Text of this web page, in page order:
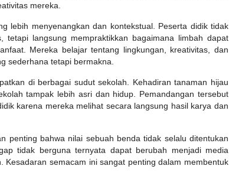
mereka.
lebih menyenangkan dan kontekstual. Peserta didik tidak
langsung mempraktikkan bagaimana limbah dapat
Mereka belajar tentang lingkungan, kreativitas, dan
sederhana tetapi bermakna.
di berbagai sudut sekolah. Kehadiran tanaman hijau
tampak lebih asri dan hidup. Pemandangan tersebut
karena mereka melihat secara langsung hasil karya dan
penting bahwa nilai sebuah benda tidak selalu ditentukan
tidak berguna ternyata dapat berubah menjadi media
Kesadaran semacam ini sangat penting dalam membentuk